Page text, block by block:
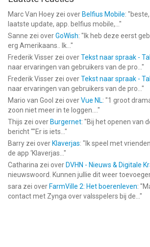
Marc Van Hoey zei over Belfius Mobile: "
laatste update, app. belfius mobile,... "
Sanne zei overGoWish: " Ik heb deze eerst
erg Amerikaans.. Ik... "
Frederik Visser zei overTekst naar spraak -
naar ervaringen van gebruikers van de pro... "
Frederik Visser zei overTekst naar spraak -
naar ervaringen van gebruikers van de pro... "
Mario van Gool zei overVue NL: "1 groot
zoon niet meer in te loggen.... "
Thijs zei over Burgernet: "Bij het openen van
bericht ""Er is iets... "
Barry zei over Klaverjas: " Ik speel met
de app ‘Klaverjas... "
Catharina zei over DVHN - Nieuws & Digitale
nieuwswoord. Kunnen jullie dit weer
sara zei over FarmVille 2: Het boerenleven: "
contact met Zynga over valsspelers bij de... "